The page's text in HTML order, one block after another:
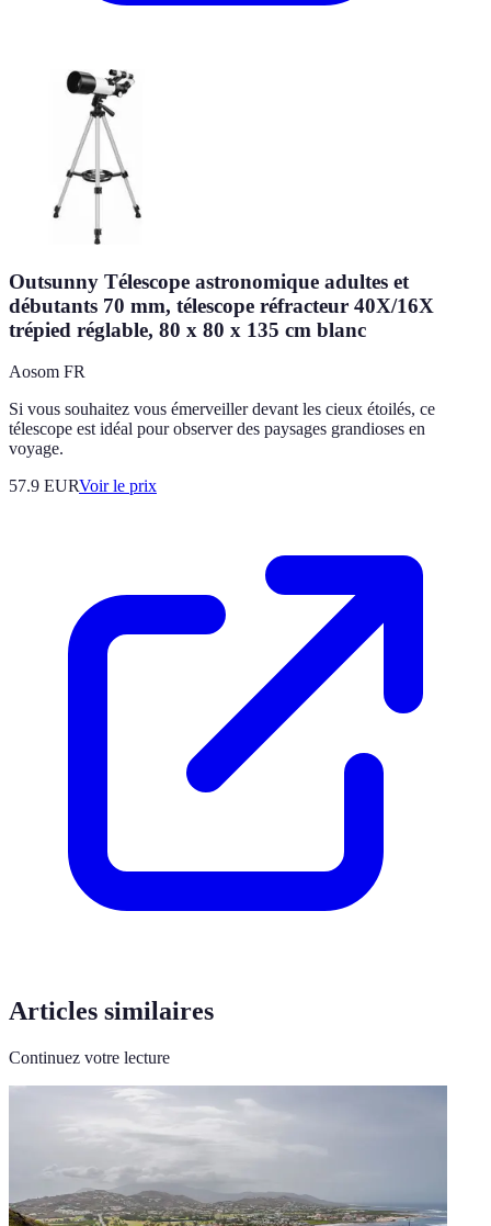
Outsunny Télescope astronomique adultes et
débutants 70 mm, télescope réfracteur 40X/16X
trépied réglable, 80 x 80 x 135 cm blanc
Aosom FR
Si vous souhaitez vous émerveiller devant les cieux étoilés, ce
télescope est idéal pour observer des paysages grandioses en
voyage.
57.9 EURVoir le prix
Articles similaires
Continuez votre lecture